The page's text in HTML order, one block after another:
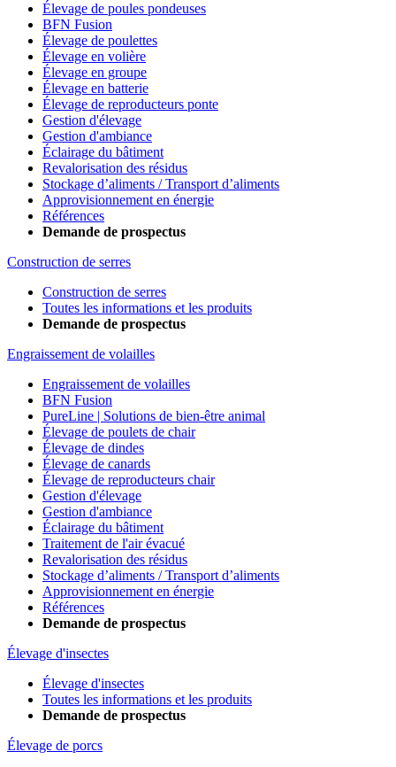
Élevage de poules pondeuses
BFN Fusion
Élevage de poulettes
Élevage en volière
Élevage en groupe
Élevage en batterie
Élevage de reproducteurs ponte
Gestion d'élevage
Gestion d'ambiance
Éclairage du bâtiment
Revalorisation des résidus
Stockage d’aliments / Transport d’aliments
Approvisionnement en énergie
Références
Demande de prospectus
Construction de serres
Construction de serres
Toutes les informations et les produits
Demande de prospectus
Engraissement de volailles
Engraissement de volailles
BFN Fusion
PureLine | Solutions de bien-être animal
Élevage de poulets de chair
Élevage de dindes
Élevage de canards
Élevage de reproducteurs chair
Gestion d'élevage
Gestion d'ambiance
Éclairage du bâtiment
Traitement de l'air évacué
Revalorisation des résidus
Stockage d’aliments / Transport d’aliments
Approvisionnement en énergie
Références
Demande de prospectus
Élevage d'insectes
Élevage d'insectes
Toutes les informations et les produits
Demande de prospectus
Élevage de porcs